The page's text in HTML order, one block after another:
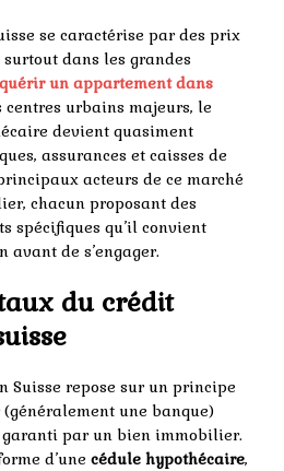
se caractérise par des prix
dans les grandes
un appartement dans
centres urbains majeurs, le
devient quasiment
assurances et caisses de
acteurs de ce marché
chacun proposant des
spécifiques qu’il convient
avant de s’engager.
du crédit
Suisse repose sur un principe
une banque)
par un bien immobilier.
d’une cédule hypothécaire,